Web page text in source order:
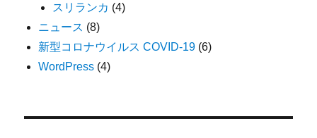
スリランカ (4)
ニュース (8)
新型コロナウイルス COVID-19 (6)
WordPress (4)